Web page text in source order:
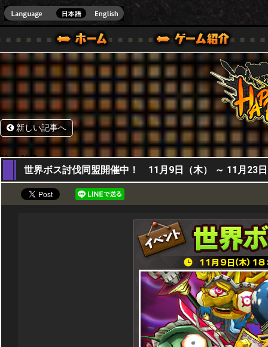
ONE VER.]
ガイド
ル｜HAPPY WARS(ハッピーウォーズ)公式サイト [ XBOX 360,XBOX ONE VER.]
サポート | HAPPY WARS(ハッピーウォーズ)公式サイ
新しい記事へ
09,11,2017
世界ボス討伐同盟開催中！ 11月9日（木） ～ 11月23